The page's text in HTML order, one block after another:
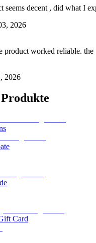
seems decent , did what I
2026
product worked reliable. the
2026
Card